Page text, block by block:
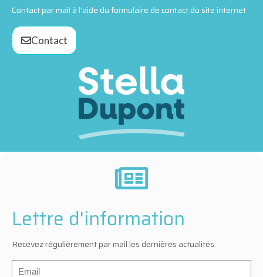
Contact par mail à l'aide du formulaire de contact du site internet
Contact
Lettre d'information
Recevez régulièrement par mail les dernières actualités.